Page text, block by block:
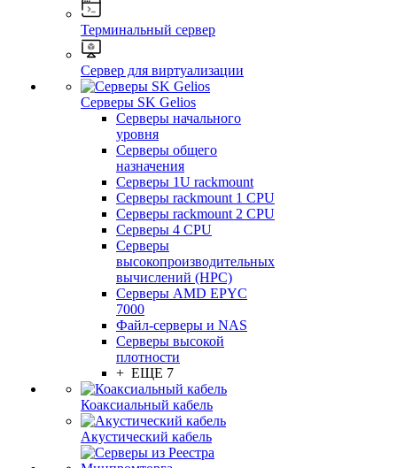
Терминальный сервер
Сервер для виртуализации
Серверы SK Gelios
Серверы начального
уровня
Серверы общего
назначения
Серверы 1U rackmount
Серверы rackmount 1 CPU
Серверы rackmount 2 CPU
Серверы 4 CPU
Серверы
высокопроизводительных
вычислений (HPC)
Серверы AMD EPYC
7000
Файл-серверы и NAS
Серверы высокой
плотности
+ ЕЩЕ 7
Коаксиальный кабель
Акустический кабель